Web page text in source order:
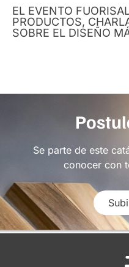
EL EVENTO
PRODUCTOS,
SOBRE EL DISEÑO
Se parte de este
conocer con